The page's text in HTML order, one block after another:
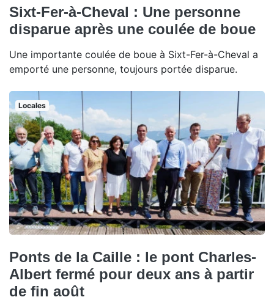
Sixt-Fer-à-Cheval : Une personne
disparue après une coulée de boue
Une importante coulée de boue à Sixt-Fer-à-Cheval a
emporté une personne, toujours portée disparue.
Locales
Ponts de la Caille : le pont Charles-
Albert fermé pour deux ans à partir
de fin août